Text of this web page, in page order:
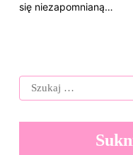
się niezapomnianą…